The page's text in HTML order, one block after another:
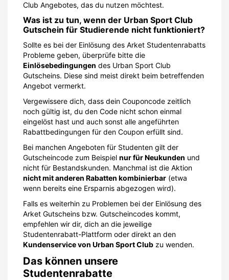
Club Angebotes, das du nutzen möchtest.
Was ist zu tun, wenn der Urban Sport Club
Gutschein für Studierende nicht funktioniert?
Sollte es bei der Einlösung des Arket Studentenrabatts
Probleme geben, überprüfe bitte die
Einlösebedingungen des Urban Sport Club
Gutscheins. Diese sind meist direkt beim betreffenden
Angebot vermerkt.
Vergewissere dich, dass dein Couponcode zeitlich
noch gültig ist, du den Code nicht schon einmal
eingelöst hast und auch sonst alle angeführten
Rabattbedingungen für den Coupon erfüllt sind.
Bei manchen Angeboten für Studenten gilt der
Gutscheincode zum Beispiel nur für Neukunden und
nicht für Bestandskunden. Manchmal ist die Aktion
nicht mit anderen Rabatten kombinierbar (etwa
wenn bereits eine Ersparnis abgezogen wird).
Falls es weiterhin zu Problemen bei der Einlösung des
Arket Gutscheins bzw. Gutscheincodes kommt,
empfehlen wir dir, dich an die jeweilige
Studentenrabatt-Plattform oder direkt an den
Kundenservice von Urban Sport Club zu wenden.
Das können unsere
Studentenrabatte